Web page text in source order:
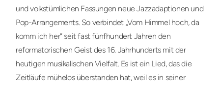
und volkstümlichen Fassungen neue Jazzadaptionen und
Pop-Arrangements. So verbindet „Vom Himmel hoch, da
komm ich her“ seit fast fünfhundert Jahren den
reformatorischen Geist des 16. Jahrhunderts mit der
heutigen musikalischen Vielfalt. Es ist ein Lied, das die
Zeitläufe mühelos überstanden hat, weil es in seiner